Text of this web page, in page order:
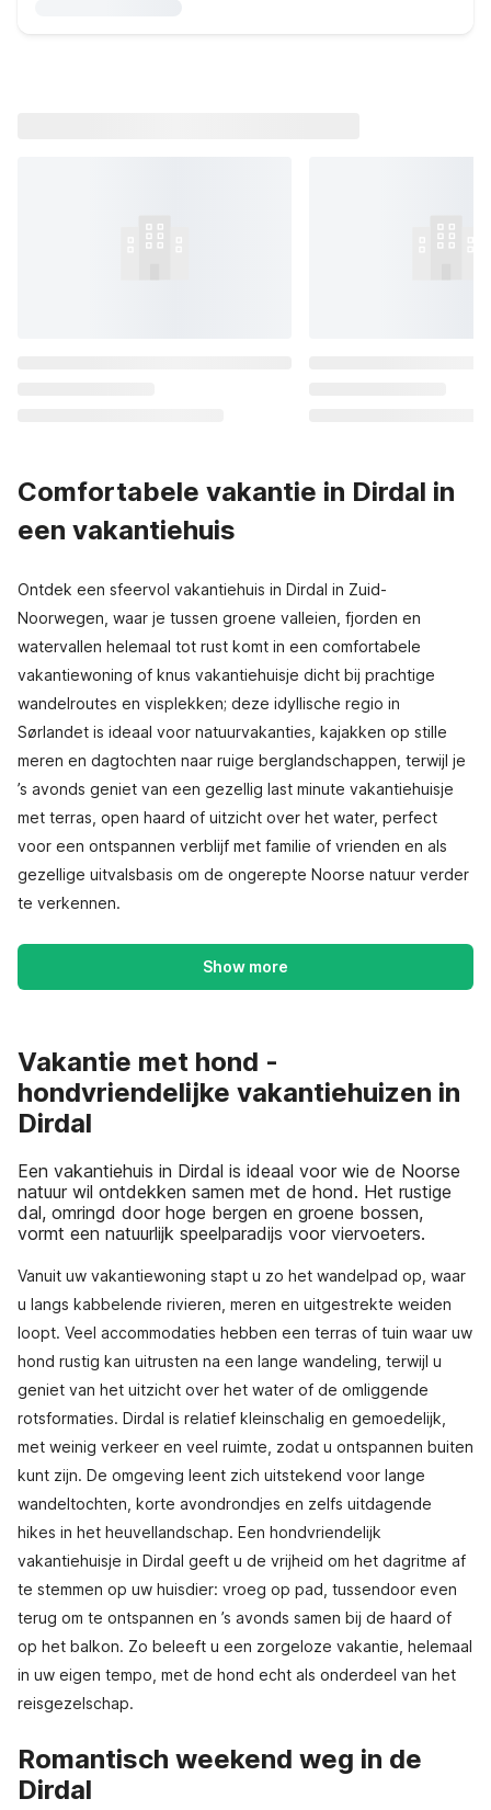
Comfortabele vakantie in Dirdal in
een vakantiehuis
Ontdek een sfeervol vakantiehuis in Dirdal in Zuid-
Noorwegen, waar je tussen groene valleien, fjorden en
watervallen helemaal tot rust komt in een comfortabele
vakantiewoning of knus vakantiehuisje dicht bij prachtige
wandelroutes en visplekken; deze idyllische regio in
Sørlandet is ideaal voor natuurvakanties, kajakken op stille
meren en dagtochten naar ruige berglandschappen, terwijl je
’s avonds geniet van een gezellig last minute vakantiehuisje
met terras, open haard of uitzicht over het water, perfect
voor een ontspannen verblijf met familie of vrienden en als
gezellige uitvalsbasis om de ongerepte Noorse natuur verder
te verkennen.
Show more
Vakantie met hond -
hondvriendelijke vakantiehuizen in
Dirdal
Een vakantiehuis in Dirdal is ideaal voor wie de Noorse
natuur wil ontdekken samen met de hond. Het rustige
dal, omringd door hoge bergen en groene bossen,
vormt een natuurlijk speelparadijs voor viervoeters.
Vanuit uw vakantiewoning stapt u zo het wandelpad op, waar
u langs kabbelende rivieren, meren en uitgestrekte weiden
loopt. Veel accommodaties hebben een terras of tuin waar uw
hond rustig kan uitrusten na een lange wandeling, terwijl u
geniet van het uitzicht over het water of de omliggende
rotsformaties. Dirdal is relatief kleinschalig en gemoedelijk,
met weinig verkeer en veel ruimte, zodat u ontspannen buiten
kunt zijn. De omgeving leent zich uitstekend voor lange
wandeltochten, korte avondrondjes en zelfs uitdagende
hikes in het heuvellandschap. Een hondvriendelijk
vakantiehuisje in Dirdal geeft u de vrijheid om het dagritme af
te stemmen op uw huisdier: vroeg op pad, tussendoor even
terug om te ontspannen en ’s avonds samen bij de haard of
op het balkon. Zo beleeft u een zorgeloze vakantie, helemaal
in uw eigen tempo, met de hond echt als onderdeel van het
reisgezelschap.
Romantisch weekend weg in de
Dirdal